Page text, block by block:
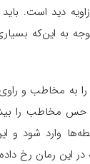
دید است.
این‌که بسیاری
به مخاطب و
حس مخاطب را
وارد شود و
این رمان رخ